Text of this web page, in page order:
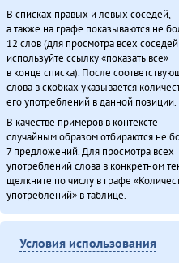
Турэн – илэды баин (2013)
Урэ̄н-дэ̄ Уӈко̄вул (2011)
Хаварук ООО «Традиционнай
Хо̄ бэе (2011)
Хулакӣ тадук ама̄ка̄ (2011)
Хула̄н тадук токтовкӣ (2011)
Хэгдыл, эӈэсил, савкал илэл
Хэгдыл, эӈэсил, савкал илэл
Чинанайкун – эвэнки тэкэнын
Эвэнкӣ тадук Ама̄ка̄-ибдерӣ
Эвэнкӣ тадук Киӈгит (2011)
Итого
В списках правых и левых соседей,
а также на графе показываются не
12 слов (для просмотра всех соседей
используйте ссылку «показать все»
в конце списка). После
слова в скобках указывается
его употреблений в данной позиции.
В качестве примеров в контексте
случайным образом отбираются не
7 предложений. Для просмотра всех
употреблений слова в конкретном
щелкните по числу в графе
употреблений» в таблице.
Условия использования